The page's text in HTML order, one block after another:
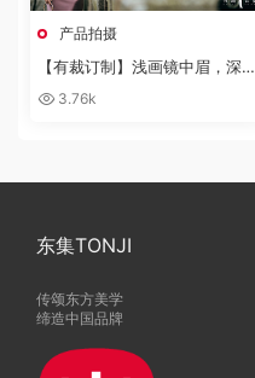
产品拍摄
【有裁订制】浅画镜中眉，深解
楼中月
3.76k
东集TONJI
传颂东方美学
缔造中国品牌